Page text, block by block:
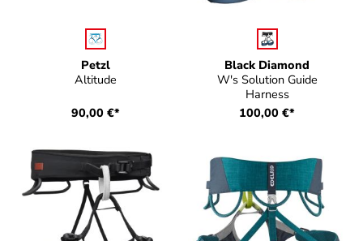
Petzl
Altitude
Farbe
90,00 €*
Black Diamond
W's Solution Guide
Harness
auswählen
100,00 €*